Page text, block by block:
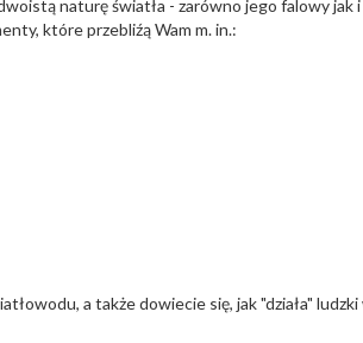
naturę światła - zarówno jego falowy jak
które przebliźą Wam m. in.:
a także dowiecie się, jak "działa"